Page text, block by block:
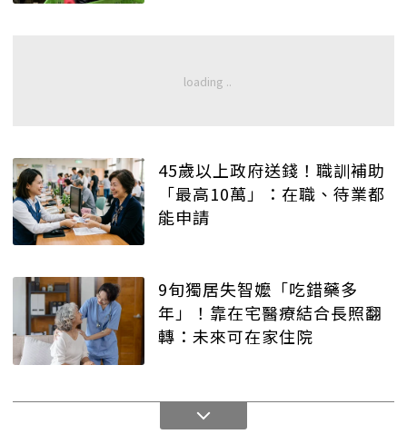
45歲以上政府送錢！職訓補助
「最高10萬」：在職、待業都
能申請
9旬獨居失智嬤「吃錯藥多
年」！靠在宅醫療結合長照翻
轉：未來可在家住院